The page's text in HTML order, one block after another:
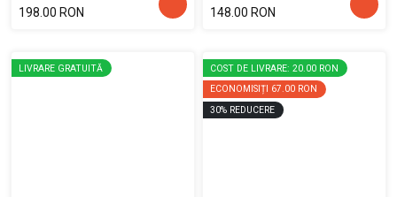
198.00 RON
148.00 RON
LIVRARE GRATUITĂ
COST DE LIVRARE: 20.00 RON
ECONOMISIȚI 67.00 RON
30% REDUCERE